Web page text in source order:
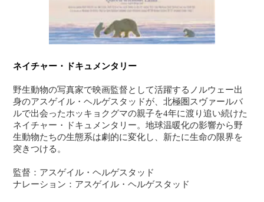
ネイチャー・ドキュメンタリー
野生動物の写真家で映画監督として活躍するノルウェー出
身のアスゲイル・ヘルゲスタッドが、北極圏スヴァールバ
ルで出会ったホッキョクグマの親子を4年に渡り追い続けた
ネイチャー・ドキュメンタリー。地球温暖化の影響から野
生動物たちの生態系は劇的に変化し、新たに生命の限界を
突きつける。
監督：アスゲイル・ヘルゲスタッド
ナレーション：アスゲイル・ヘルゲスタッド